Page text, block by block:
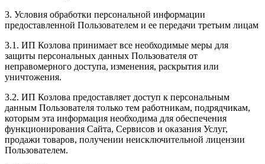
3. Условия обработки персональной информации
предоставленной Пользователем и ее передачи третьим лицам
3.1. ИП Козлова принимает все необходимые меры для
защиты персональных данных Пользователя от
неправомерного доступа, изменения, раскрытия или
уничтожения.
3.2. ИП Козлова предоставляет доступ к персональным
данным Пользователя только тем работникам, подрядчикам,
которым эта информация необходима для обеспечения
функционирования Сайта, Сервисов и оказания Услуг,
продажи товаров, получении неисключительной лицензии
Пользователем.